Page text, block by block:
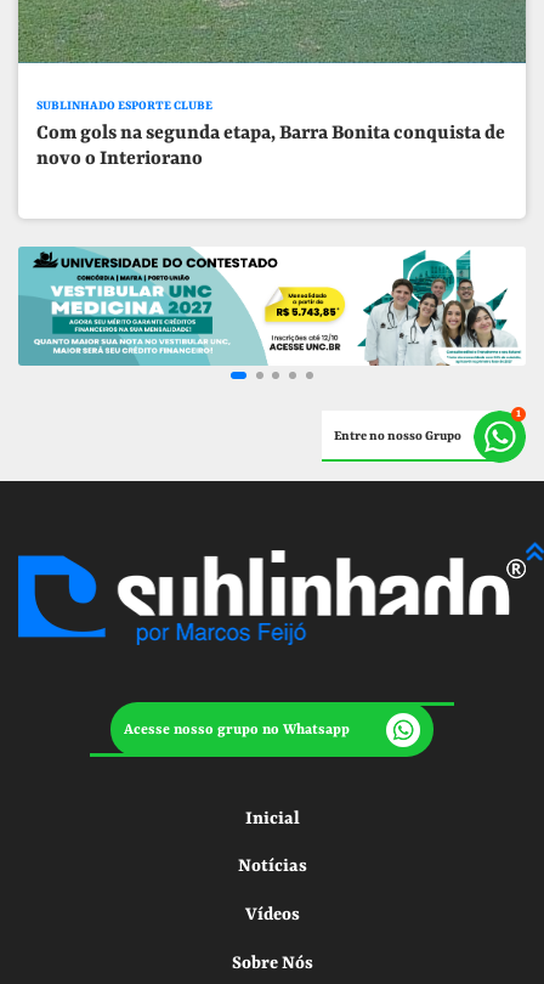
SUBLINHADO ESPORTE CLUBE
Com gols na segunda etapa, Barra Bonita conquista de
novo o Interiorano
Entre no nosso Grupo
Acesse nosso grupo no Whatsapp
Inicial
Notícias
Vídeos
Sobre Nós